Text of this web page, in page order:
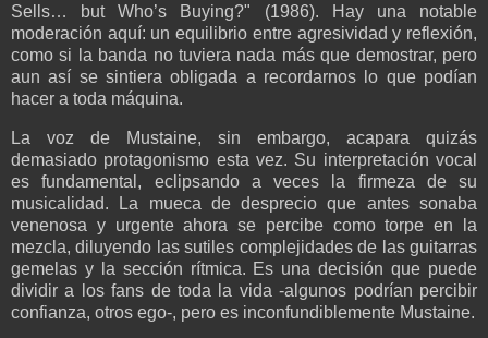
Sells… but Who’s Buying?" (1986). Hay una notable
moderación aquí: un equilibrio entre agresividad y reflexión,
como si la banda no tuviera nada más que demostrar, pero
aun así se sintiera obligada a recordarnos lo que podían
hacer a toda máquina.
La voz de Mustaine, sin embargo, acapara quizás
demasiado protagonismo esta vez. Su interpretación vocal
es fundamental, eclipsando a veces la firmeza de su
musicalidad. La mueca de desprecio que antes sonaba
venenosa y urgente ahora se percibe como torpe en la
mezcla, diluyendo las sutiles complejidades de las guitarras
gemelas y la sección rítmica. Es una decisión que puede
dividir a los fans de toda la vida -algunos podrían percibir
confianza, otros ego-, pero es inconfundiblemente Mustaine.